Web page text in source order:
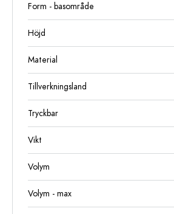
Form - basområde
Höjd
Material
Tillverkningsland
Tryckbar
Vikt
Volym
Volym - max